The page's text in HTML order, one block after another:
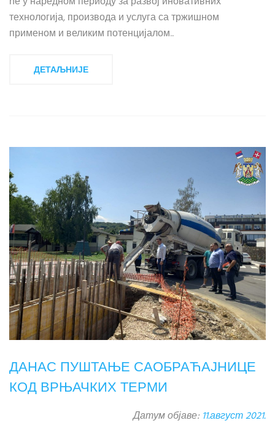
технологија, производа и услуга са тржишном
применом и великим потенцијалом...
ДЕТАЉНИЈЕ
ДАНАС ПУШТАЊЕ САОБРАЋАЈНИЦЕ
КОД ВРЊАЧКИХ ТЕРМИ
Датум објаве:11.август 2021.